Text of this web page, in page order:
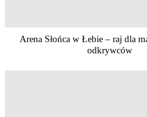
Arena Słońca w Łebie – raj dla
odkrywców